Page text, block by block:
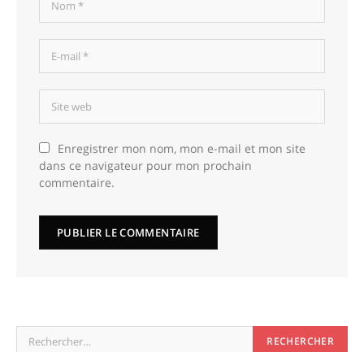
Enregistrer mon nom, mon e-mail et mon site
dans ce navigateur pour mon prochain
commentaire.